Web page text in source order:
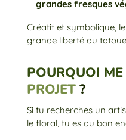
grandes fresques
Créatif et symbolique,
grande liberté au
POURQUOI
PROJET ?
Si tu recherches un
le floral, tu es au bon